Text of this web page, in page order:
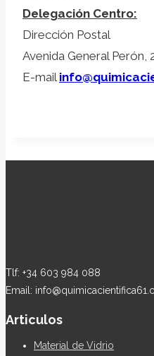
Delegación Centro:
Dirección Postal
Avenida General Perón,
E-mail
Tlf: +34 603 984 088
Email:
Articulos
Material de Vidrio